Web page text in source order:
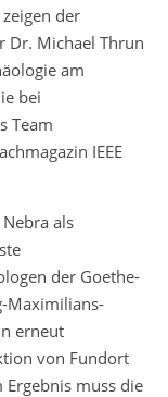
der
Dr. Michael Thrun
am
bei
Team
IEEE
als
der Goethe-
Maximilians-
erneut
von Fundort
muss die